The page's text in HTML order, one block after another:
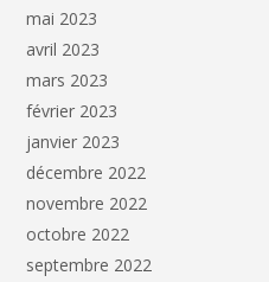
mai 2023
avril 2023
mars 2023
février 2023
janvier 2023
décembre 2022
novembre 2022
octobre 2022
septembre 2022